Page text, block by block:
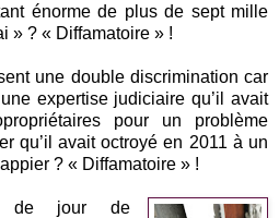
énorme de plus de sept mille
» ? « Diffamatoire » !
une double discrimination car
expertise judiciaire qu’il avait
pour un problème
qu’il avait octroyé en 2011 à un
? « Diffamatoire » !
de jour de